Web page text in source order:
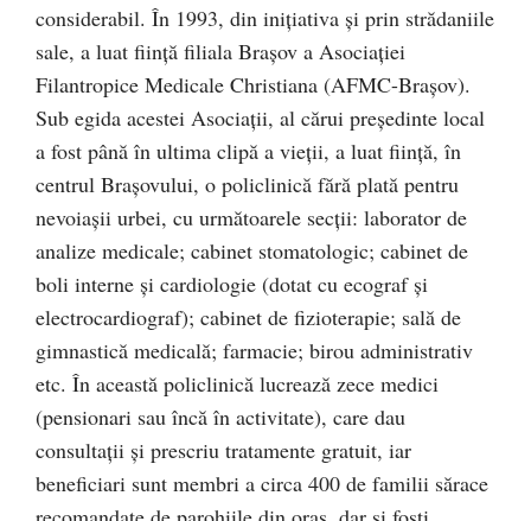
considerabil. În 1993, din iniţiativa şi prin strădaniile
sale, a luat fiinţă filiala Braşov a Asociaţiei
Filantropice Medicale Christiana (AFMC-Braşov).
Sub egida acestei Asociaţii, al cărui preşedinte local
a fost până în ultima clipă a vieţii, a luat fiinţă, în
centrul Braşovului, o policlinică fără plată pentru
nevoiaşii urbei, cu următoarele secţii: laborator de
analize medicale; cabinet stomatologic; cabinet de
boli interne şi cardiologie (dotat cu ecograf şi
electrocardiograf); cabinet de fizioterapie; sală de
gimnastică medicală; farmacie; birou administrativ
etc. În această policlinică lucrează zece medici
(pensionari sau încă în activitate), care dau
consultaţii şi prescriu tratamente gratuit, iar
beneficiari sunt membri a circa 400 de familii sărace